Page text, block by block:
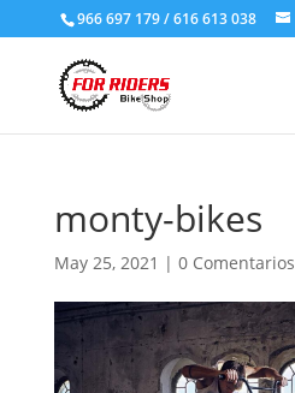
966 697 179 / 616 613 038
monty-bikes
May 25, 2021 | 0 Comentarios